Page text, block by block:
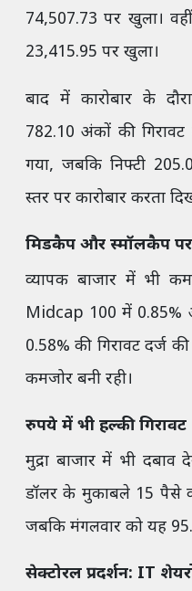
74,507.73 पर खुला।
23,415.95 पर खुला।
बाद में कारोबार के
782.10 अंकों की
गया, जबकि निफ्टी
स्तर पर कारोबार करता
मिडकैप और स्मॉलकैप पर
व्यापक बाजार में भी
Midcap 100 में
0.58% की गिरावट दर्ज
कमजोर बनी रही।
रुपये में भी हल्की गिरावट
मुद्रा बाजार में भी दबाव
डॉलर के मुकाबले 15 पैसे
जबकि मंगलवार को यह
सेक्टोरल प्रदर्शन: IT